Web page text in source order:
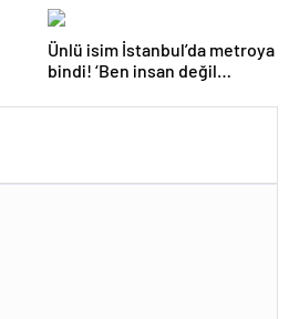
Ünlü isim İstanbul’da metroya
bindi! ‘Ben insan değil